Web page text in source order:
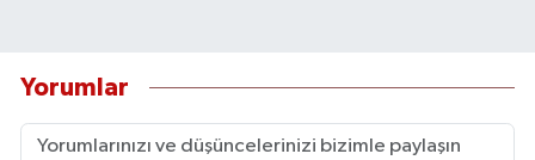
Yorumlar